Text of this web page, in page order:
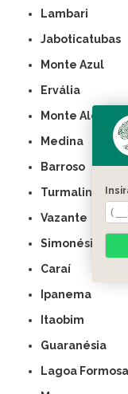
Lambari
Jaboticatubas
Monte Azul
Ervália
Monte Alegre
Medina
Barroso
Turmalina
Vazante
Simonésia
Caraí
Ipanema
Itaobim
Guaranésia
Lagoa Formosa